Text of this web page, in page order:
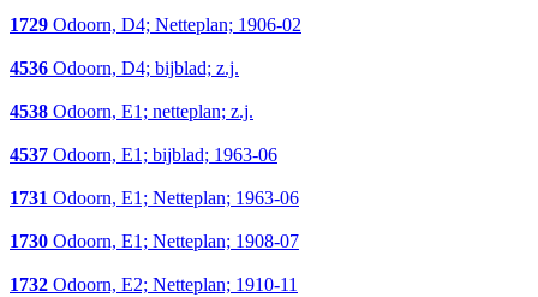
1729 Odoorn, D4; Netteplan; 1906-02
4536 Odoorn, D4; bijblad; z.j.
4538 Odoorn, E1; netteplan; z.j.
4537 Odoorn, E1; bijblad; 1963-06
1731 Odoorn, E1; Netteplan; 1963-06
1730 Odoorn, E1; Netteplan; 1908-07
1732 Odoorn, E2; Netteplan; 1910-11